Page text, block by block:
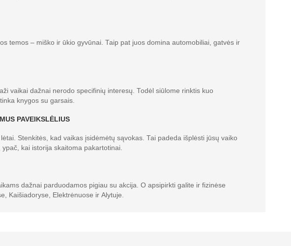
temos – miško ir ūkio gyvūnai. Taip pat juos domina automobiliai, gatvės ir
vaikai dažnai nerodo specifinių interesų. Todėl siūlome rinktis kuo
knygos su garsais.
PAVEIKSLĖLIUS
Stenkitės, kad vaikas įsidėmėtų sąvokas. Tai padeda išplėsti jūsų vaiko
kai istorija skaitoma pakartotinai.
dažnai parduodamos pigiau su akcija. O apsipirkti galite ir fizinėse
Kaišiadoryse, Elektrėnuose ir Alytuje.